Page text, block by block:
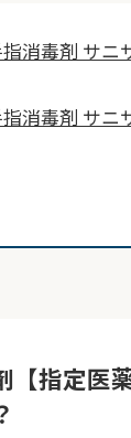
消毒剤 サニ
消毒剤 サニ
【指定医